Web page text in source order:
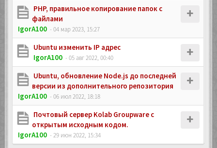
PHP, правильное копирование папок с
файлами
IgorA100 - 04 мар 2023, 15:27
Ubuntu изменить IP адрес
IgorA100 - 05 авг 2022, 00:40
Ubuntu, обновление Node.js до последней
версии из дополнительного репозитория
IgorA100 - 06 июл 2022, 18:18
Почтовый сервер Kolab Groupware с
открытым исходным кодом.
IgorA100 - 29 июн 2022, 15:34